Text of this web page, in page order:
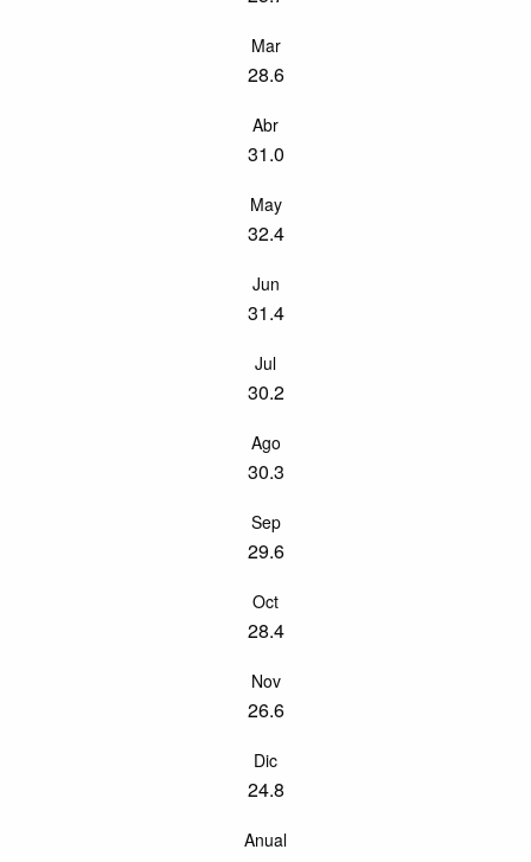
Mar
28.6
Abr
31.0
May
32.4
Jun
31.4
Jul
30.2
Ago
30.3
Sep
29.6
Oct
28.4
Nov
26.6
Dic
24.8
Anual